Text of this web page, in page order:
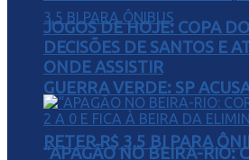
GUERRA VERDE: SP
RETER R$ 3,5 BI PARA
JOGOS DE HOJE: COPA
DECISÕES DE SANTOS E
ONDE ASSISTIR
“APAGÃO NO BEIRA-RIO: